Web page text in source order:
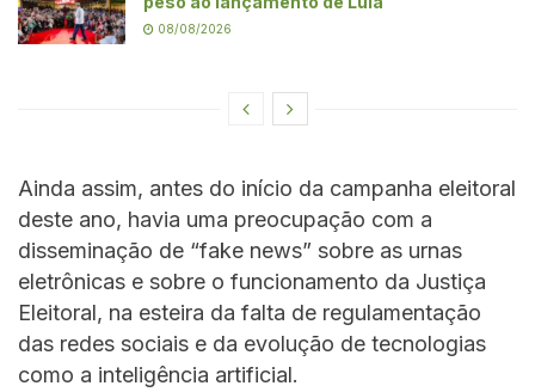
08/08/2026
Ainda assim, antes do início da campanha eleitoral
deste ano, havia uma preocupação com a
disseminação de “fake news” sobre as urnas
eletrônicas e sobre o funcionamento da Justiça
Eleitoral, na esteira da falta de regulamentação
das redes sociais e da evolução de tecnologias
como a inteligência artificial.